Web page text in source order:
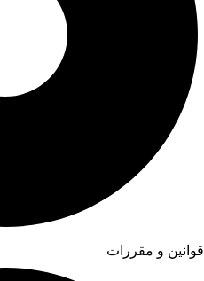
قوانین و مقررات